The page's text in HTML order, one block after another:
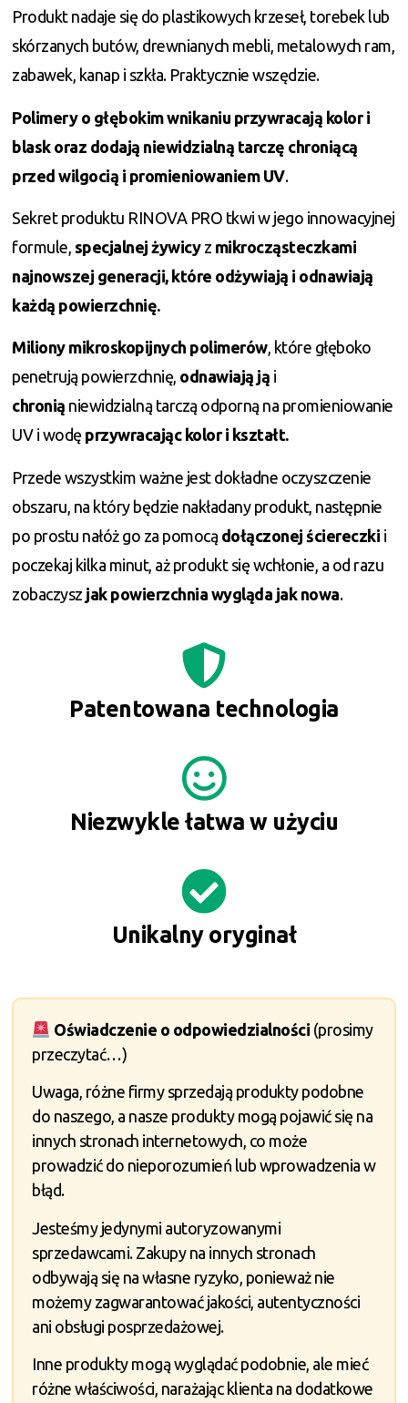
Produkt nadaje się do plastikowych krzeseł, torebek lub
skórzanych butów, drewnianych mebli, metalowych ram,
zabawek, kanap i szkła. Praktycznie wszędzie.
Polimery o głębokim wnikaniu przywracają kolor i
blask oraz dodają niewidzialną tarczę chroniącą
przed wilgocią i promieniowaniem UV.
Sekret produktu RINOVA PRO tkwi w jego innowacyjnej
formule, specjalnej żywicyz mikrocząsteczkami
najnowszej generacji, które odżywiają i odnawiają
każdą powierzchnię.
Miliony mikroskopijnych polimerów, które głęboko
penetrują powierzchnię, odnawiają ją i
chronią niewidzialną tarczą odporną na promieniowanie
UV i wodę przywracając kolor i kształt.
Przede wszystkim ważne jest dokładne oczyszczenie
obszaru, na który będzie nakładany produkt, następnie
po prostu nałóż go za pomocą dołączonej ściereczki i
poczekaj kilka minut, aż produkt się wchłonie, a od razu
zobaczysz jak powierzchnia wygląda jak nowa.
Patentowana technologia
Niezwykle łatwa w użyciu
Unikalny oryginał
Oświadczenie o odpowiedzialności (prosimy
przeczytać…)
Uwaga, różne firmy sprzedają produkty podobne
do naszego, a nasze produkty mogą pojawić się na
innych stronach internetowych, co może
prowadzić do nieporozumień lub wprowadzenia w
błąd.
Jesteśmy jedynymi autoryzowanymi
sprzedawcami. Zakupy na innych stronach
odbywają się na własne ryzyko, ponieważ nie
możemy zagwarantować jakości, autentyczności
ani obsługi posprzedażowej.
Inne produkty mogą wyglądać podobnie, ale mieć
różne właściwości, narażając klienta na dodatkowe